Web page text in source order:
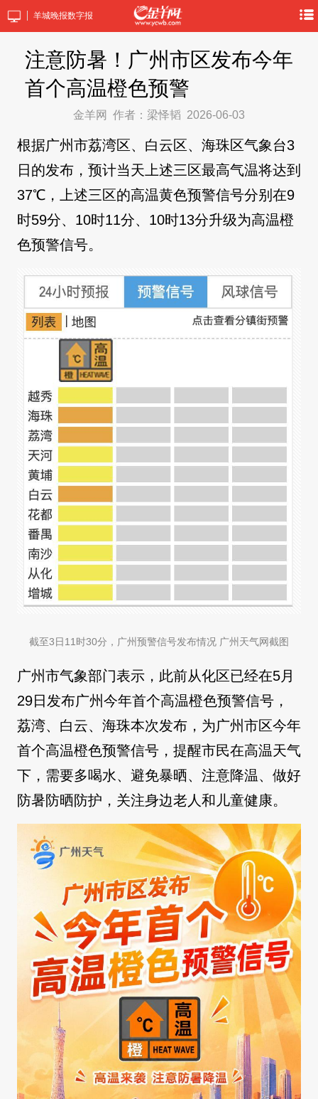
羊城晚报数字报
注意防暑！广州市区发布今年
首个高温橙色预警
金羊网 作者：梁怿韬 2026-06-03
根据广州市荔湾区、白云区、海珠区气象台3
日的发布，预计当天上述三区最高气温将达到
37℃，上述三区的高温黄色预警信号分别在9
时59分、10时11分、10时13分升级为高温橙
色预警信号。
截至3日11时30分，广州预警信号发布情况 广州天气网截图
广州市气象部门表示，此前从化区已经在5月
29日发布广州今年首个高温橙色预警信号，
荔湾、白云、海珠本次发布，为广州市区今年
首个高温橙色预警信号，提醒市民在高温天气
下，需要多喝水、避免暴晒、注意降温、做好
防暑防晒防护，关注身边老人和儿童健康。